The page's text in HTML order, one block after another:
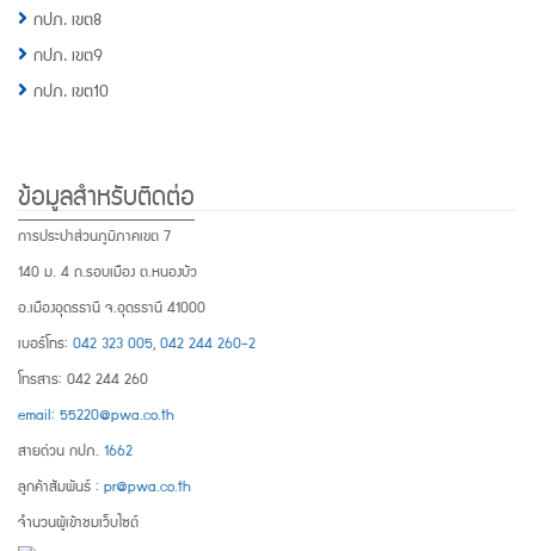
กปภ. เขต8
กปภ. เขต9
กปภ. เขต10
ข้อมูลสำหรับติดต่อ
การประปาส่วนภูมิภาคเขต 7
140 ม. 4 ถ.รอบเมือง ต.หนองบัว
อ.เมืองอุดรธานี จ.อุดรธานี 41000
เบอร์โทร: 042 323 005,042 244 260-2
โทรสาร: 042 244 260
email: 55220@pwa.co.th
สายด่วน กปภ. 1662
ลูกค้าสัมพันธ์ : pr@pwa.co.th
จำนวนผู้เข้าชมเว็บไซต์